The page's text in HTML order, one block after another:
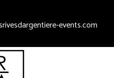
events.com